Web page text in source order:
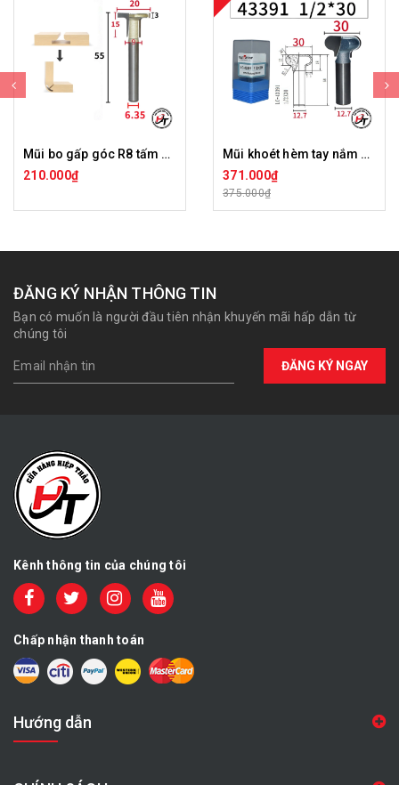
Mũi bo gấp góc R8 tấm ốp than tre chữ T Tideway LC44199
210.000₫
Mũi khoét hèm tay nắm Tideway LC43391
371.000₫
375.000₫
ĐĂNG KÝ NHẬN THÔNG TIN
Bạn có muốn là người đầu tiên nhận khuyến mãi hấp dẫn từ
chúng tôi
ĐĂNG KÝ NGAY
Kênh thông tin của chúng tôi
Chấp nhận thanh toán
Hướng dẫn